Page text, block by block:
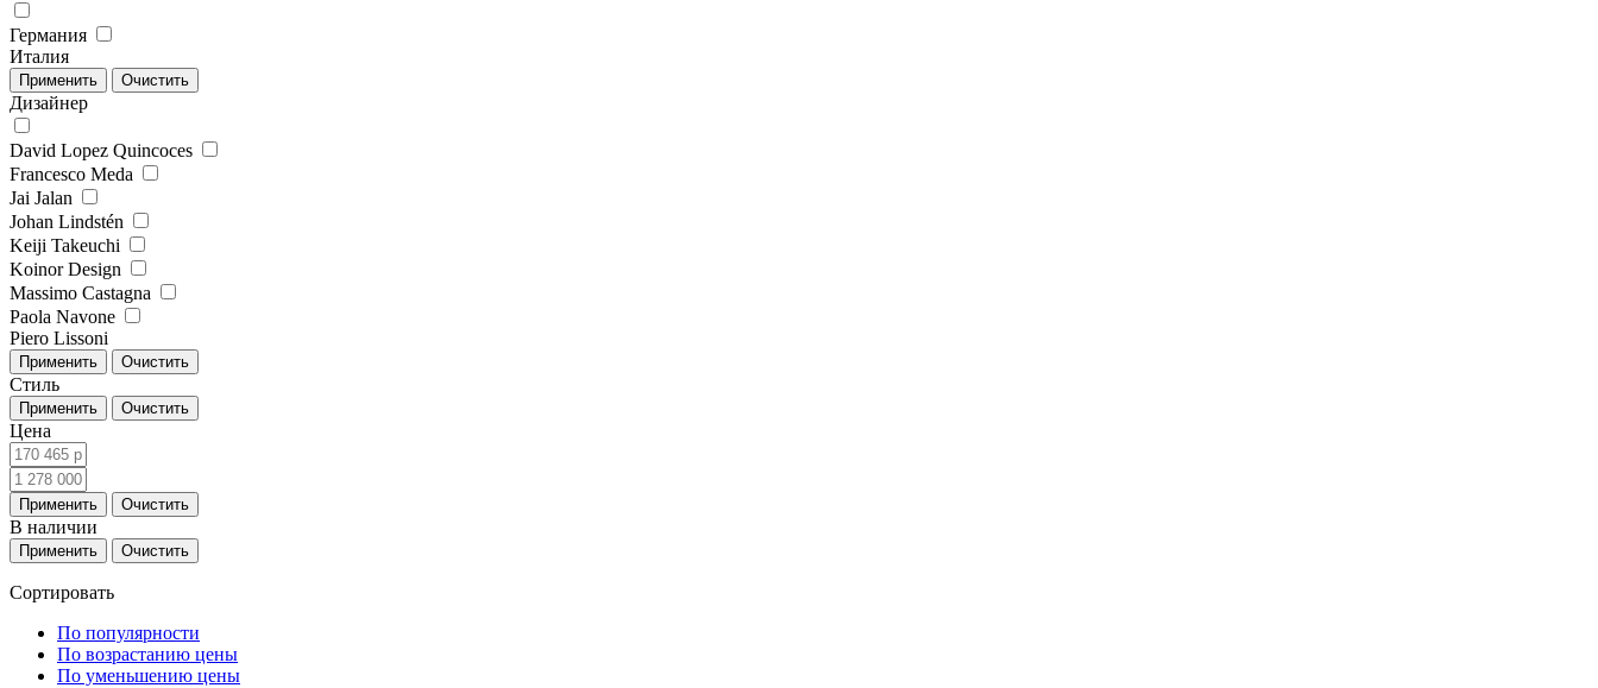
Германия
Италия
Дизайнер
David Lopez Quincoces
Francesco Meda
Jai Jalan
Johan Lindstén
Keiji Takeuchi
Koinor Design
Massimo Castagna
Paola Navone
Piero Lissoni
Стиль
Цена
В наличии
Сортировать
По популярности
По возрастанию цены
По уменьшению цены